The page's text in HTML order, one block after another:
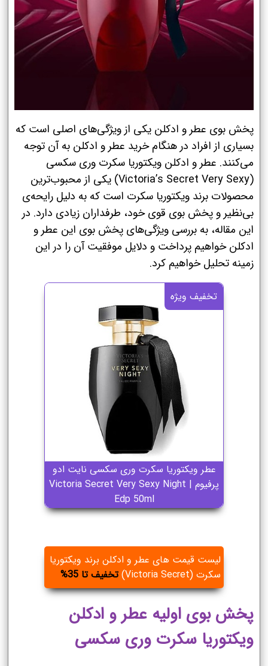
پخش بوی عطر و ادکلن یکی از ویژگی‌های اصلی است که
بسیاری از افراد در هنگام خرید عطر و ادکلن به آن توجه
می‌کنند. عطر و ادکلن ویکتوریا سکرت وری سکسی
(Victoria’s Secret Very Sexy) یکی از محبوب‌ترین
محصولات برند ویکتوریا سکرت است که به دلیل رایحه‌ی
بی‌نظیر و پخش بوی قوی خود، طرفداران زیادی دارد. در
این مقاله، به بررسی ویژگی‌های پخش بوی این عطر و
ادکلن خواهیم پرداخت و دلایل موفقیت آن را در این
زمینه تحلیل خواهیم کرد.
تخفیف ویژه
عطر ویکتوریا سکرت وری سکسی نایت ادو
پرفیوم | Victoria Secret Very Sexy Night
Edp 50ml
لیست قیمت های عطر و ادکلن برند ویکتوریا
سکرت (Victoria Secret)
تخفیف تا 35%
پخش بوی اولیه عطر و ادکلن
ویکتوریا سکرت وری سکسی